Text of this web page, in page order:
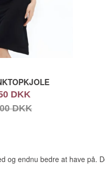
DKK
DKK
og endnu bedre at have